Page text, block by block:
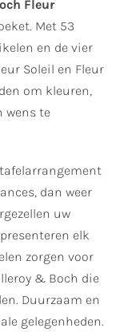
Fleur
Met 53
en de vier
Soleil en Fleur
om kleuren,
wens te
dan weer
uw
elk
zorgen voor
& Boch die
Duurzaam en
gelegenheden.